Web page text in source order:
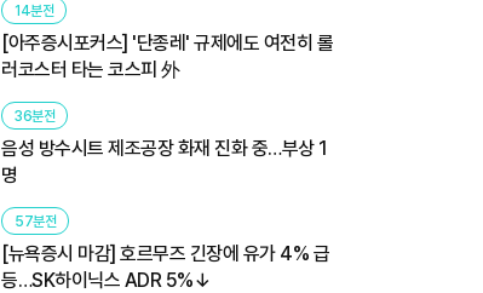
14분전
[아주증시포커스] '단종레' 규제에도 여전히 롤
러코스터 타는 코스피 外
36분전
음성 방수시트 제조공장 화재 진화 중…부상 1
명
57분전
[뉴욕증시 마감] 호르무즈 긴장에 유가 4% 급
등…SK하이닉스 ADR 5%↓